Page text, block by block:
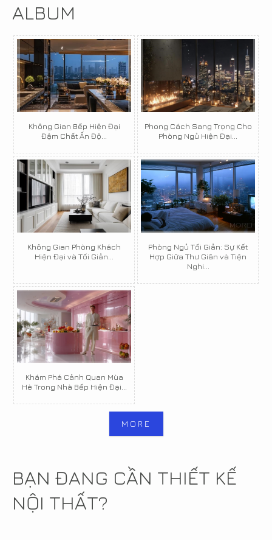
ALBUM
Không Gian Bếp Hiện Đại
Đậm Chất Ấn Độ...
Phong Cách Sang Trọng Cho
Phòng Ngủ Hiện Đại...
Không Gian Phòng Khách
Hiện Đại và Tối Giản...
Phòng Ngủ Tối Giản: Sự Kết
Hợp Giữa Thư Giãn và Tiện
Nghi...
Khám Phá Cảnh Quan Mùa
Hè Trong Nhà Bếp Hiện Đại...
MORE
BẠN ĐANG CẦN THIẾT KẾ
NỘI THẤT?